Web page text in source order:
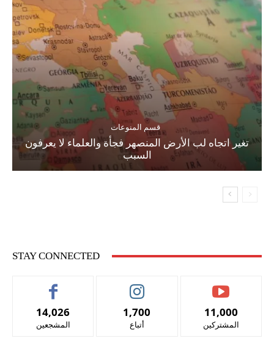
قسم المنوعات
تغير اتجاه لب الأرض المنصهر فجأة والعلماء لا يعرفون
السبب
STAY CONNECTED
14,026
المشجعين
1,700
أتباع
11,000
المشتركين